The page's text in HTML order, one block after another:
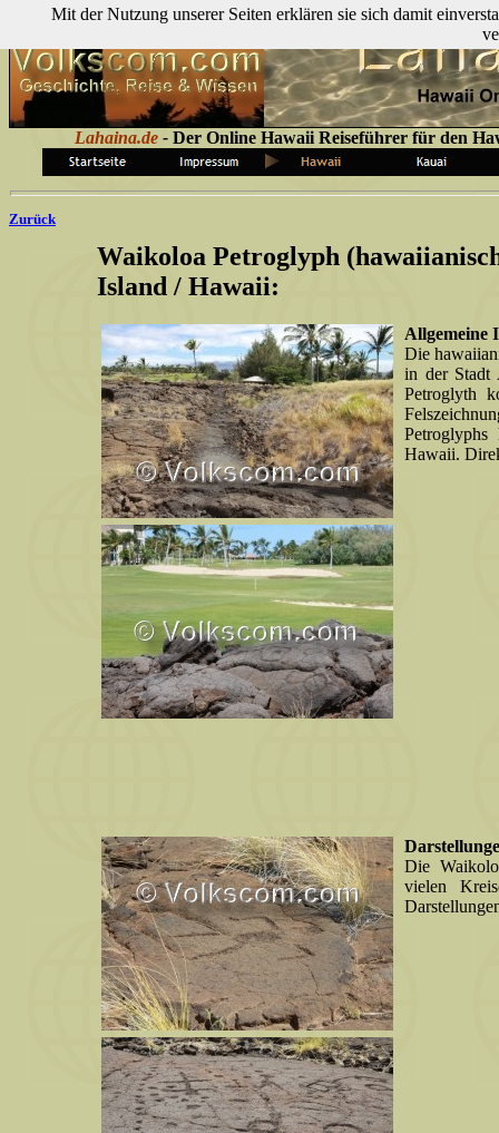
Lahaina.de - Der Online Hawaii Reiseführer für den
Zurück
Waikoloa Petroglyph
Island / Hawaii:
Allgemeine
Die
in der Stadt
Petroglyth
Hawaii.
Die
vielen
Mit der Nutzung unserer Seiten erklären sie sich damit